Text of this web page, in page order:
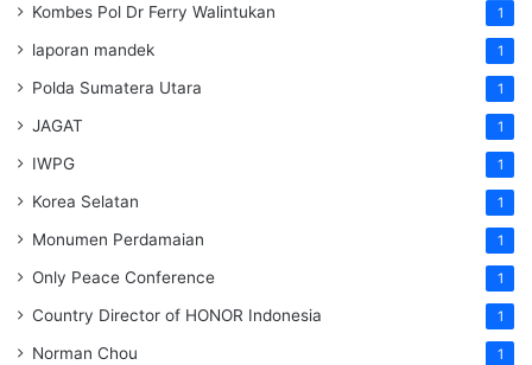
Kombes Pol Dr Ferry Walintukan 1
laporan mandek 1
Polda Sumatera Utara 1
JAGAT 1
IWPG 1
Korea Selatan 1
Monumen Perdamaian 1
Only Peace Conference 1
Country Director of HONOR Indonesia 1
Norman Chou 1